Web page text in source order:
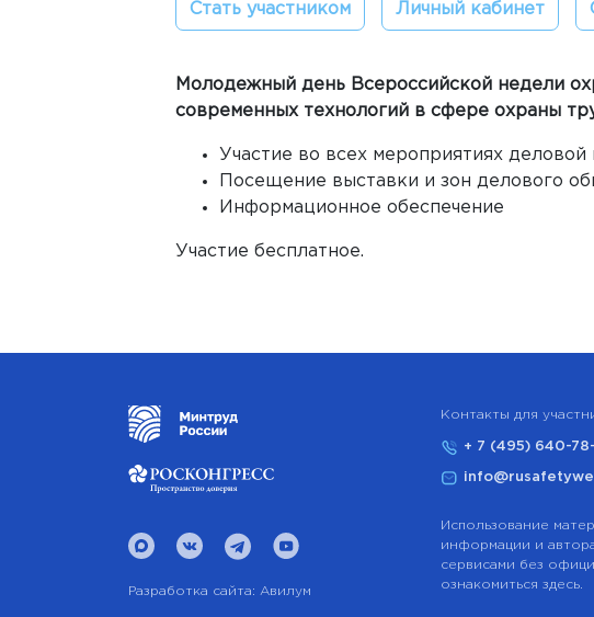
Стать участником Личный кабинет
Молодежный день Всероссийской недели
современных технологий в сфере охраны
Участие во всех мероприятиях
Посещение выставки и зон делового
Информационное обеспечение
Участие бесплатное.
Контакты для
+ 7 (495) 640-
Разработка сайта: Авилум
Использование
информации и
сервисами без
ознакомиться здесь.